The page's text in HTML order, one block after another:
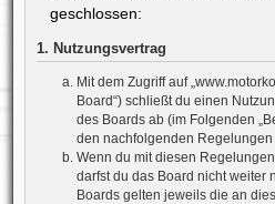
geschlossen:
1. Nutzungsvertrag
Mit dem Zugriff auf
Board“) schließt du einen
des Boards ab (im Folgenden
den nachfolgenden Regelungen
Wenn du mit diesen
darfst du das Board nicht weiter
Boards gelten jeweils die an